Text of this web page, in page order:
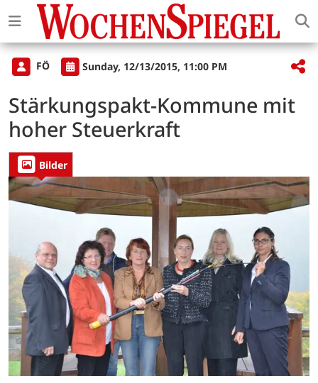
FÖ Sunday, 12/13/2015, 11:00 PM
Stärkungspakt-Kommune mit
hoher Steuerkraft
Bilder